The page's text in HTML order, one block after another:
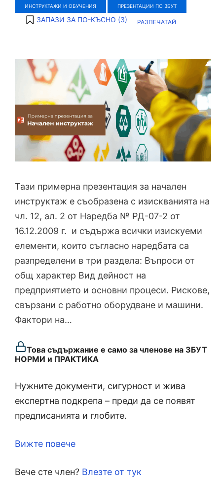
ИНСТРУКТАЖИ И ОБУЧЕНИЯ ПРЕЗЕНТАЦИИ ПО ЗБУТ
ЗАПАЗИ ЗА ПО-КЪСНО (3) РАЗПЕЧАТАЙ
Тази примерна презентация за начален
инструктаж е съобразена с изискванията на
чл. 12, ал. 2 от Наредба № РД-07-2 от
16.12.2009 г. и съдържа всички изискуеми
елементи, които съгласно наредбата са
разпределени в три раздела: Въпроси от
общ характер Вид дейност на
предприятието и основни процеси. Рискове,
свързани с работно оборудване и машини.
Фактори на…
Това съдържание е само за членове на ЗБУТ
НОРМИ и ПРАКТИКА
Нужните документи, сигурност и жива
експертна подкрепа – преди да се появят
предписанията и глобите.
Вижте повече
Вече сте член? Влезте от тук